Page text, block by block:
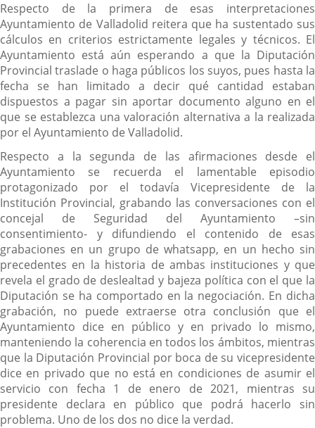
Respecto de la primera de esas interpretaciones
Ayuntamiento de Valladolid reitera que ha sustentado sus
cálculos en criterios estrictamente legales y técnicos. El
Ayuntamiento está aún esperando a que la Diputación
Provincial traslade o haga públicos los suyos, pues hasta la
fecha se han limitado a decir qué cantidad estaban
dispuestos a pagar sin aportar documento alguno en el
que se establezca una valoración alternativa a la realizada
por el Ayuntamiento de Valladolid.
Respecto a la segunda de las afirmaciones desde el
Ayuntamiento se recuerda el lamentable episodio
protagonizado por el todavía Vicepresidente de la
Institución Provincial, grabando las conversaciones con el
concejal de Seguridad del Ayuntamiento –sin
consentimiento- y difundiendo el contenido de esas
grabaciones en un grupo de whatsapp, en un hecho sin
precedentes en la historia de ambas instituciones y que
revela el grado de deslealtad y bajeza política con el que la
Diputación se ha comportado en la negociación. En dicha
grabación, no puede extraerse otra conclusión que el
Ayuntamiento dice en público y en privado lo mismo,
manteniendo la coherencia en todos los ámbitos, mientras
que la Diputación Provincial por boca de su vicepresidente
dice en privado que no está en condiciones de asumir el
servicio con fecha 1 de enero de 2021, mientras su
presidente declara en público que podrá hacerlo sin
problema. Uno de los dos no dice la verdad.